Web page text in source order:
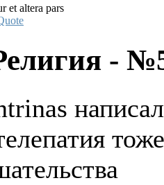
et altera pars
-